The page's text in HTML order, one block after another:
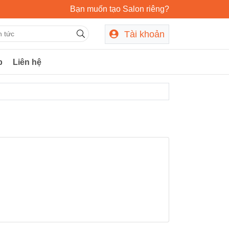
Bạn muốn tạo Salon riêng?
Tài khoản
Liên hệ